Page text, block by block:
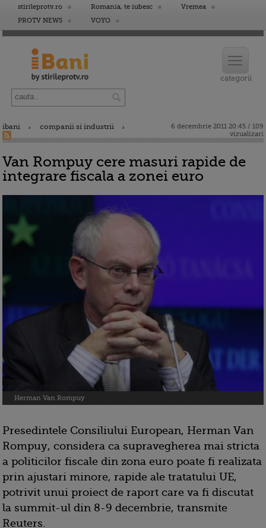
stirileprotv.ro Romania, te iubesc
Vremea
PROTV NEWS
VOYO
ibani companii si industrii
6 decembrie 2011 20:45 / 109
vizualizari
Van Rompuy cere masuri rapide de
integrare fiscala a zonei euro
Herman Van Rompuy
Presedintele Consiliului European, Herman Van
Rompuy, considera ca supravegherea mai stricta
a politicilor fiscale din zona euro poate fi realizata
prin ajustari minore, rapide ale tratatului UE,
potrivit unui proiect de raport care va fi discutat
la summit-ul din 8-9 decembrie, transmite
Reuters.